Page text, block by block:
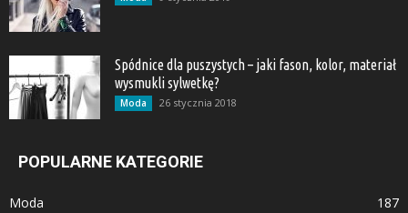
Spódnice dla puszystych – jaki fason, kolor, materiał
wysmukli sylwetkę?
Moda 26 stycznia 2018
POPULARNE KATEGORIE
Moda 187